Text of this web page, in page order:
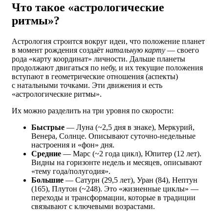
Что такое «астрологические
ритмы»?
Астрология строится вокруг идеи, что положение планет
в момент рождения создаёт натальную карту — своего
рода «карту координат» личности. Дальше планеты
продолжают двигаться по небу, и их текущие положения
вступают в геометрические отношения (аспекты)
с натальными точками. Эти движения и есть
«астрологические ритмы».
Их можно разделить на три уровня по скорости:
Быстрые — Луна (~2,5 дня в знаке), Меркурий,
Венера, Солнце. Описывают суточно-недельные
настроения и «фон» дня.
Средние — Марс (~2 года цикл), Юпитер (12 лет).
Видны на горизонте недель и месяцев, описывают
«тему года/полугодия».
Большие — Сатурн (29,5 лет), Уран (84), Нептун
(165), Плутон (~248). Это «жизненные циклы» —
переходы и трансформации, которые в традиции
связывают с ключевыми возрастами.